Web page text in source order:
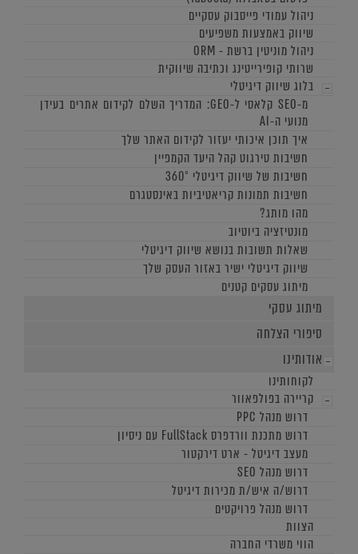
ניהול עמודי פייסבוק עסקיים
שיווק באמצעות משפיעים
ניהול מוניטין ברשת - ORM
שרותי קופירייטינג וכתיבה שיווקית
בלוג שיווק דיגיטלי
מ-SEO קלאסי ל-GEO: המדריך השלם לקידום אתרים בעידן
מנועי ה-AI
איך תוכן איכותי יעזור לקידום האתר שלך
חשיבות טירגוט קהל היעד הקמפיין
חשיבות של שיווק דיגיטלי 360°
חשיבות תמונות קריאטיביות באינסטגרם
מהו מותג?
מונטיזציה ביוטיוב
שאלות תשובות בנושא שיווק דיגיטלי
שיווק דיגיטלי ישיר באזור העסק שלך
מיתוג עסקים קטנים
מיתוג עסקי
סיפורי הצלחה
אודותינו
לקוחותינו
קריירה בפולפאוור
דרוש מנהל PPC
דרוש מתכנת וורדפרס FullStack עם ניסיון
מעצב דיגיטל - ארט דירקטור
דרוש מנהל SEO
דרוש/ה איש/ת מכירות דיגיטל
דרוש מנהל פרויקטים
הצוות
הווי משרדי החברה